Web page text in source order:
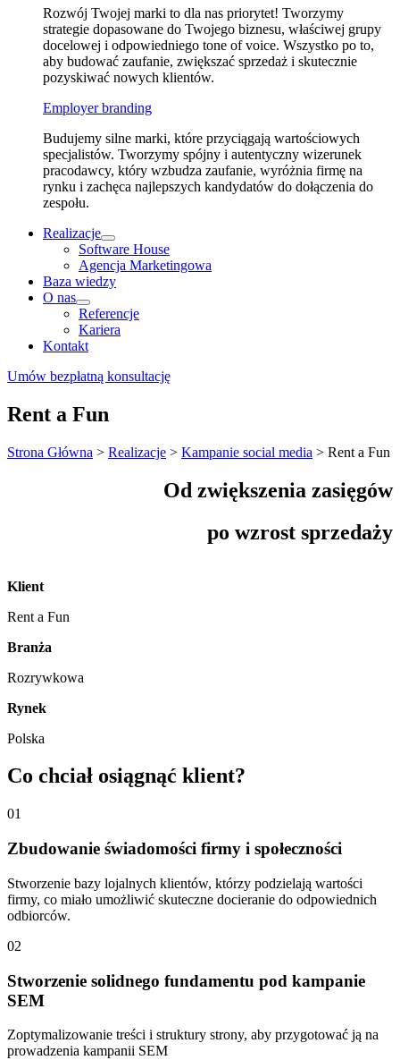
Rozwój Twojej marki to dla nas priorytet! Tworzymy
strategie dopasowane do Twojego biznesu, właściwej grupy
docelowej i odpowiedniego tone of voice. Wszystko po to,
aby budować zaufanie, zwiększać sprzedaż i skutecznie
pozyskiwać nowych klientów.
Employer branding
Budujemy silne marki, które przyciągają wartościowych
specjalistów. Tworzymy spójny i autentyczny wizerunek
pracodawcy, który wzbudza zaufanie, wyróżnia firmę na
rynku i zachęca najlepszych kandydatów do dołączenia do
zespołu.
Realizacje
Software House
Agencja Marketingowa
Baza wiedzy
O nas
Referencje
Kariera
Kontakt
Umów bezpłatną konsultację
Rent a Fun
Strona Główna > Realizacje > Kampanie social media > Rent a Fun
Od zwiększenia zasięgów
po wzrost sprzedaży
Klient
Rent a Fun
Branża
Rozrywkowa
Rynek
Polska
Co chciał osiągnąć klient?
01
Zbudowanie świadomości firmy i społeczności
Stworzenie bazy lojalnych klientów, którzy podzielają wartości
firmy, co miało umożliwić skuteczne docieranie do odpowiednich
odbiorców.
02
Stworzenie solidnego fundamentu pod kampanie
SEM
Zoptymalizowanie treści i struktury strony, aby przygotować ją na
prowadzenia kampanii SEM